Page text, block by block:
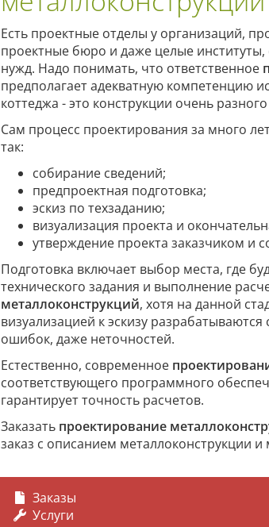
Есть проектные отделы у организаций,
проектные бюро и даже целые
нужд. Надо понимать, что ответственное
предполагает адекватную компетенцию
коттеджа - это конструкции очень
Сам процесс проектирования за много
так:
собирание сведений;
предпроектная подготовка;
эскиз по техзаданию;
визуализация проекта и
утверждение проекта заказчиком и
Подготовка включает выбор места, где
технического задания и выполнение
металлоконструкций, хотя на данной
визуализацией к эскизу
ошибок, даже неточностей.
Естественно, современное
соответствующего программного
гарантирует точность расчетов.
Заказать проектирование
заказ с описанием металлоконструкции
Заказы
Услуги